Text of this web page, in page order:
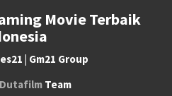
Movie Terbaik
| Gm21 Group
Dutafilm Team